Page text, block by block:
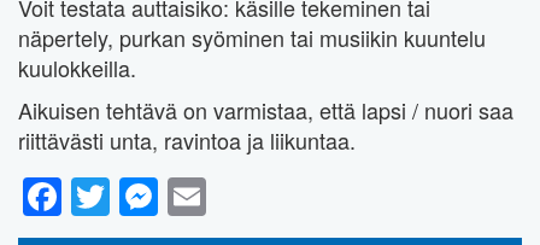
Voit testata auttaisiko: käsille tekeminen tai
näpertely, purkan syöminen tai musiikin kuuntelu
kuulokkeilla.
Aikuisen tehtävä on varmistaa, että lapsi / nuori saa
riittävästi unta, ravintoa ja liikuntaa.
Facebook
TwitterMessenger